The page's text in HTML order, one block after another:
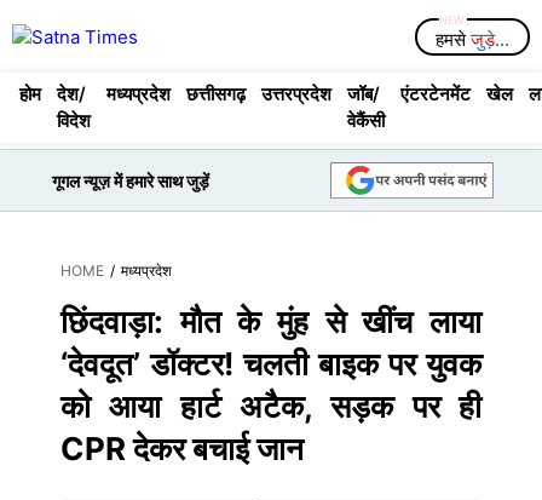
to
Menuहमसेजुड़े...
होम
देश/
विदेश
मध्यप्रदेश छत्तीसगढ़ उत्तरप्रदेश
जॉब/
वेकैंसी
एंटरटेनमेंट खेल
गूगल न्यूज़ में हमारे साथ जुड़ें
HOME / मध्यप्रदेश
छिंदवाड़ा: मौत के मुंह से खींच लाया
‘देवदूत’ डॉक्टर! चलती बाइक पर युवक
को आया हार्ट अटैक, सड़क पर ही
CPR देकर बचाई जान